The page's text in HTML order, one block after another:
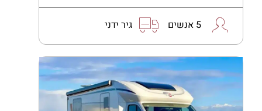
5 אנשים גיר ידני